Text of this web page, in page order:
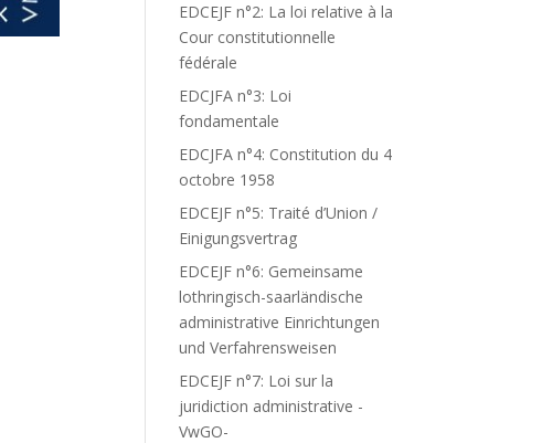
EDCEJF n°2: La loi relative à la
Cour constitutionnelle
fédérale
EDCJFA n°3: Loi
fondamentale
EDCJFA n°4: Constitution du 4
octobre 1958
EDCEJF n°5: Traité d’Union /
Einigungsvertrag
EDCEJF n°6: Gemeinsame
lothringisch-saarländische
administrative Einrichtungen
und Verfahrensweisen
EDCEJF n°7: Loi sur la
juridiction administrative -
VwGO-